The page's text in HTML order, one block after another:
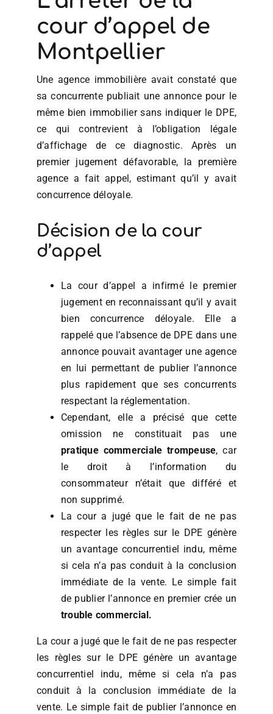
cour d’appel de
Montpellier
Une agence immobilière avait constaté que
sa concurrente publiait une annonce pour le
même bien immobilier sans indiquer le DPE,
ce qui contrevient à l’obligation légale
d’affichage de ce diagnostic. Après un
premier jugement défavorable, la première
agence a fait appel, estimant qu’il y avait
concurrence déloyale.
Décision de la cour
d’appel
La cour d’appel a infirmé le premier
jugement en reconnaissant qu’il y avait
bien concurrence déloyale. Elle a
rappelé que l’absence de DPE dans une
annonce pouvait avantager une agence
en lui permettant de publier l’annonce
plus rapidement que ses concurrents
respectant la réglementation.
Cependant, elle a précisé que cette
omission ne constituait pas une
pratique commerciale trompeuse, car
le droit à l’information du
consommateur n’était que différé et
non supprimé.
La cour a jugé que le fait de ne pas
respecter les règles sur le DPE génère
un avantage concurrentiel indu, même
si cela n’a pas conduit à la conclusion
immédiate de la vente. Le simple fait
de publier l’annonce en premier crée un
trouble commercial.
La cour a jugé que le fait de ne pas respecter
les règles sur le DPE génère un avantage
concurrentiel indu, même si cela n’a pas
conduit à la conclusion immédiate de la
vente. Le simple fait de publier l’annonce en